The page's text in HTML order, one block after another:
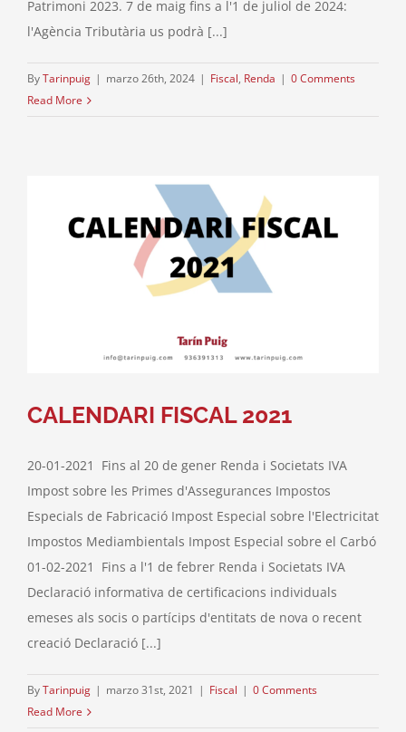
Patrimoni 2023. 7 de maig fins a l'1 de juliol de 2024:
l'Agència Tributària us podrà [...]
ByTarinpuig | marzo 26th, 2024 | Fiscal, Renda | 0 Comments
Read More
CALENDARI FISCAL 2021
20-01-2021 Fins al 20 de gener Renda i Societats IVA
Impost sobre les Primes d'Assegurances Impostos
Especials de Fabricació Impost Especial sobre l'Electricitat
Impostos Mediambientals Impost Especial sobre el Carbó
01-02-2021 Fins a l'1 de febrer Renda i Societats IVA
Declaració informativa de certificacions individuals
emeses als socis o partícips d'entitats de nova o recent
creació Declaració [...]
ByTarinpuig | marzo 31st, 2021 | Fiscal | 0 Comments
Read More